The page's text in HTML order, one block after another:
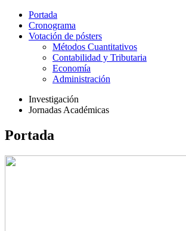
Portada
Cronograma
Votación de pósters
Métodos Cuantitativos
Contabilidad y Tributaria
Economía
Administración
Investigación
Jornadas Académicas
Portada